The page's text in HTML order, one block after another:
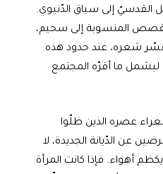
القدسيّ إلى سياق الدّنيوي.
المنسوبة إلى سحيم،
شعره، عند حدود هذه
ليشمل ما أقرّه المجتمع
عصره الذين ظلّوا
عن الدّيانة الجديدة، لا
أهواء. فإذا كانت المرأة